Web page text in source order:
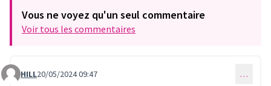
Vous ne voyez qu'un seul commentaire
Voir tous les commentaires
Commentaire 861
HILL20/05/2024 09:47 …